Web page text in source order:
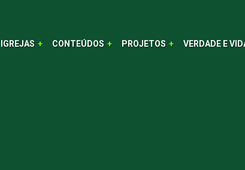
IGREJAS CONTEÚDOS PROJETOS VERDADE E